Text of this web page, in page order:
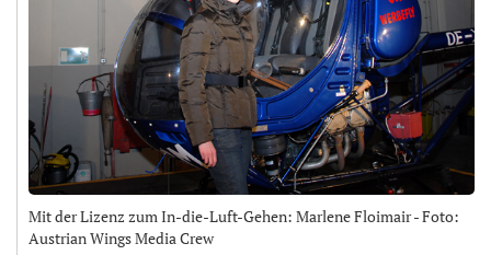
Mit der Lizenz zum In-die-Luft-Gehen: Marlene Floimair - Foto:
Austrian Wings Media Crew